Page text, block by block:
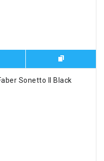
Sonetto II Black